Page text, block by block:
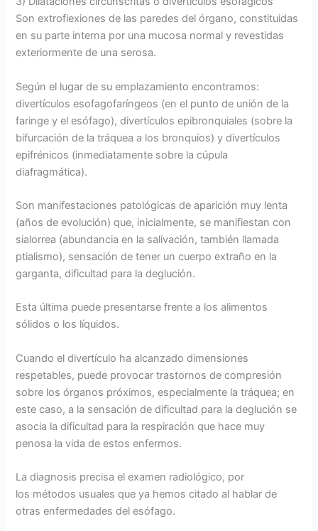
Son extroflexiones de las paredes del órgano, constituidas
en su parte interna por una mucosa normal y revestidas
exteriormente de una serosa.
Según el lugar de su emplazamiento encontramos:
divertículos esofagofaríngeos (en el punto de unión de la
faringe y el esófago), divertículos epibronquiales (sobre la
bifurcación de la tráquea a los bronquios) y divertículos
epifrénicos (inmediatamente sobre la cúpula
diafragmática).
Son manifestaciones patológicas de aparición muy lenta
(años de evolución) que, inicialmente, se manifiestan con
sialorrea (abundancia en la salivación, también llamada
ptialismo), sensación de tener un cuerpo extraño en la
garganta, dificultad para la deglución.
Esta última puede presentarse frente a los alimentos
sólidos o los líquidos.
Cuando el divertículo ha alcanzado dimensiones
respetables, puede provocar trastornos de compresión
sobre los órganos próximos, especialmente la tráquea; en
este caso, a la sensación de dificultad para la deglución se
asocia la dificultad para la respiración que hace muy
penosa la vida de estos enfermos.
La diagnosis precisa el examen radiológico, por
los métodos usuales que ya hemos citado al hablar de
otras enfermedades del esófago.